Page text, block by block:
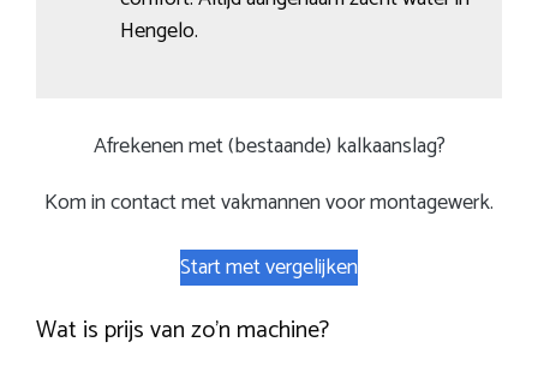
Hengelo.
Afrekenen met (bestaande) kalkaanslag?
Kom in contact met vakmannen voor montagewerk.
Start met vergelijken
Wat is prijs van zo’n machine?